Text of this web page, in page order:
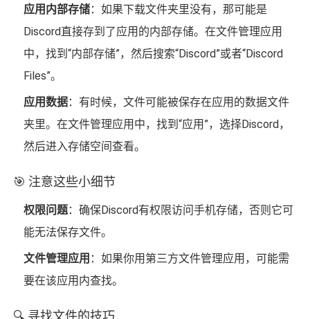
应用内部存储：如果下载文件夹里没有，那可能是
Discord直接存到了应用的内部存储。在文件管理应用
中，找到“内部存储”，然后搜索“Discord”或者“Discord
Files”。
应用数据：有时候，文件可能被保存在应用的数据文件
夹里。在文件管理应用中，找到“应用”，选择Discord，
然后进入存储空间查看。
🎯 注意这些小细节
权限问题：确保Discord有权限访问手机存储，否则它可
能无法保存文件。
文件管理应用 ：如果你用第三方文件管理应用，可能需
要在该应用内查找。
🔍 寻找文件的技巧